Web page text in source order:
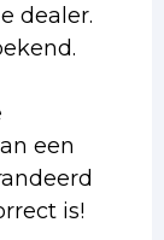
dealer.
een
is!